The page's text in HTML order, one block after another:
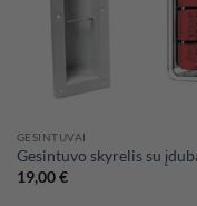
GESINTUVAI
Gesintuvo skyrelis su
19,00€